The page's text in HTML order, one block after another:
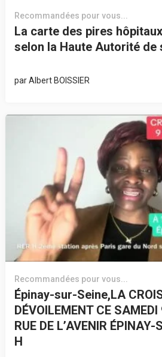
Recommandées pour vous...
La carte des pires
selon la Haute Autorité de
parAlbert BOISSIER
Recommandées pour vous...
Épinay-sur-Seine,LA
DÉVOILEMENT CE
RUE DE L’AVENIR
H